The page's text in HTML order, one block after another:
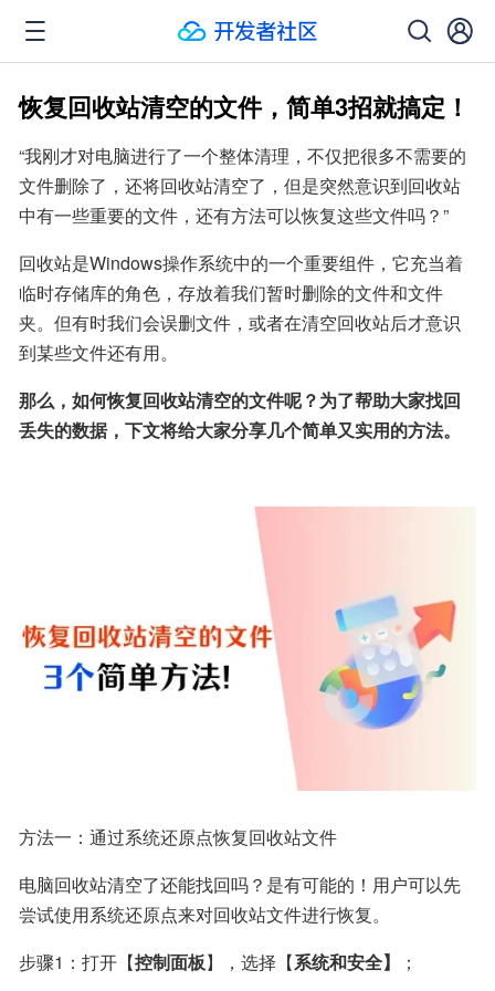
恢复回收站清空的文件，简单3招就搞定！
“我刚才对电脑进行了一个整体清理，不仅把很多不需要的
文件删除了，还将回收站清空了，但是突然意识到回收站
中有一些重要的文件，还有方法可以恢复这些文件吗？”
回收站是Windows操作系统中的一个重要组件，它充当着
临时存储库的角色，存放着我们暂时删除的文件和文件
夹。但有时我们会误删文件，或者在清空回收站后才意识
到某些文件还有用。
那么，如何恢复回收站清空的文件呢？为了帮助大家找回
丢失的数据，下文将给大家分享几个简单又实用的方法。
方法一：通过系统还原点恢复回收站文件
电脑回收站清空了还能找回吗？是有可能的！用户可以先
尝试使用系统还原点来对回收站文件进行恢复。
步骤1：打开【控制面板】，选择【系统和安全】 ；